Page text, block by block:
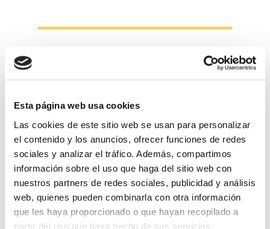
Esta página web usa cookies
Las cookies de este sitio web se usan para personalizar
el contenido y los anuncios, ofrecer funciones de redes
sociales y analizar el tráfico. Además, compartimos
información sobre el uso que haga del sitio web con
nuestros partners de redes sociales, publicidad y análisis
web, quienes pueden combinarla con otra información
que les haya proporcionado o que hayan recopilado a
partir del uso que haya hecho de sus servicios.
El precio enliterapersona/noche es de27€Iva
incluido. El precio enhabitación privada con
cama doble es de65€ noche para dos
personas.
Las dos opciones con baño compartido.